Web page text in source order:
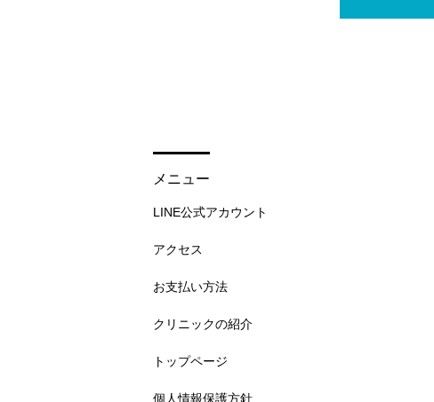
メニュー
LINE公式アカウント
アクセス
お支払い方法
クリニックの紹介
トップページ
個人情報保護方針